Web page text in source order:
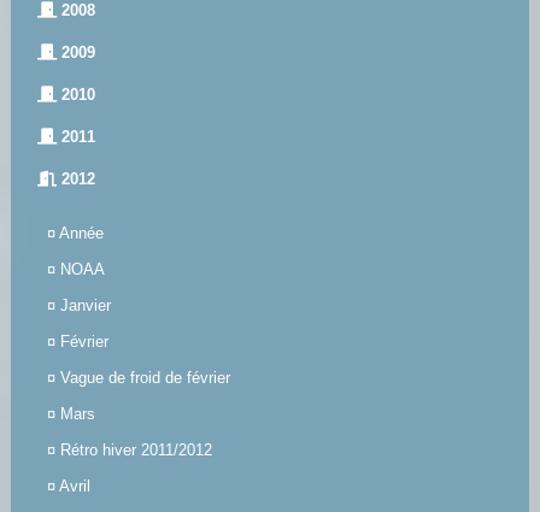
2008
2009
2010
2011
2012
¤ Année
¤ NOAA
¤ Janvier
¤ Février
¤ Vague de froid de février
¤ Mars
¤ Rétro hiver 2011/2012
¤ Avril